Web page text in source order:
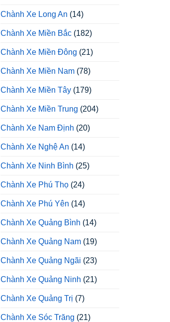
Chành Xe Long An (14)
Chành Xe Miền Bắc (182)
Chành Xe Miền Đông (21)
Chành Xe Miền Nam (78)
Chành Xe Miền Tây (179)
Chành Xe Miền Trung (204)
Chành Xe Nam Định (20)
Chành Xe Nghệ An (14)
Chành Xe Ninh Bình (25)
Chành Xe Phú Thọ (24)
Chành Xe Phú Yên (14)
Chành Xe Quảng Bình (14)
Chành Xe Quảng Nam (19)
Chành Xe Quảng Ngãi (23)
Chành Xe Quảng Ninh (21)
Chành Xe Quảng Trị (7)
Chành Xe Sóc Trăng (21)